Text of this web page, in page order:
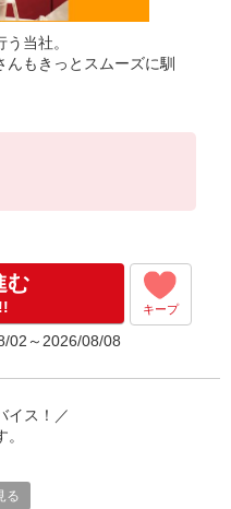
当社。
もきっとスムーズに馴
・時間帯による）
集内容はお問い合わせ
む
キープ
02～2026/08/08
イス！／
る